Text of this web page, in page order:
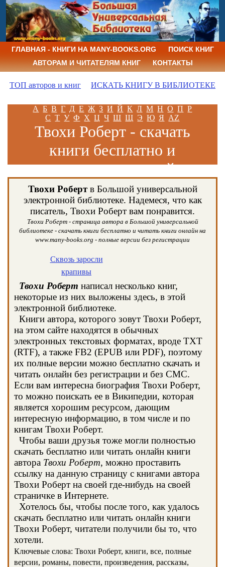
ГЛАВНАЯ - КНИГИ НА MANY-BOOKS.ORG
ПОИСК КНИГ
АВТОРАМ И ЧИТАТЕЛЯМ КНИГ
КОНТАКТЫ
ТОП авторов и книг ИСКАТЬ КНИГУ В БИБЛИОТЕКЕ
А Б В Г Д Е Ж З И Й К Л М Н О П Р
С Т У Ф Х Ц Ч Ш Щ Э Ю Я AZ
Твохи Роберт - скачать
книги бесплатно и
читать книги онлайн
Твохи Робертв Большой универсальной
электронной библиотеке. Надемеся, что как
писатель, Твохи Роберт вам понравится.
Твохи Роберт - страница автора в Большой универсальной
библиотеке - скачать книги бесплатно и читать книги онлайн на
www.many-books.org - полные версии без регистрации
Сквозь заросли
крапивы
Твохи Роберт написал несколько книг,
некоторые из них выложены здесь, в этой
электронной библиотеке.
Книги автора, которого зовут Твохи Роберт,
на этом сайте находятся в обычных
электронных текстовых форматах, вроде TXT
(RTF), а также FB2 (EPUB или PDF), поэтому
их полные версии можно бесплатно скачать и
читать онлайн без регистрации и без СМС.
Если вам интересна биография Твохи Роберт,
то можно поискать ее в Википедии, которая
является хорошим ресурсом, дающим
интересную информацию, в том числе и по
книгам Твохи Роберт.
Чтобы ваши друзья тоже могли полностью
скачать бесплатно или читать онлайн книги
автора Твохи Роберт, можно проставить
ссылку на данную страницу с книгами автора
Твохи Роберт на своей где-нибудь на своей
страничке в Интернете.
Хотелось бы, чтобы после того, как удалось
скачать бесплатно или читать онлайн книги
Твохи Роберт, читатели получили бы то, что
хотели.
Ключевые слова: Твохи Роберт, книги, все, полные
версии, романы, повести, произведения, рассказы,